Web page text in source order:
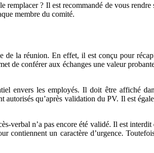
remplacer ? Il est recommandé de vous rendre
membre du comité.
la réunion. En effet, il est conçu pour
de conférer aux échanges une valeur
envers les employés. Il doit être affiché
qu’après validation du PV. Il est
verbal n’a pas encore été validé. Il est
contiennent un caractère d’urgence.